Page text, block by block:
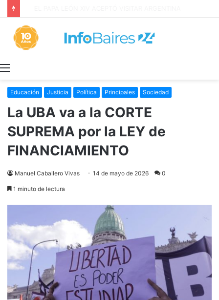
Educación Justicia Política Principales Sociedad
La UBA va a la CORTE
SUPREMA por la LEY de
FINANCIAMIENTO
Manuel Caballero Vivas 14 de mayo de 2026 0
1 minuto de lectura